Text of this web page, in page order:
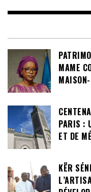
MAME
PARIS :
ET DE
KËR